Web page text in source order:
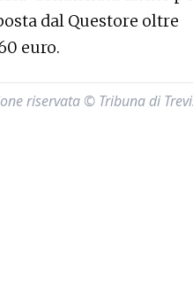
dal Questore oltre
euro.
riservata © Tribuna di